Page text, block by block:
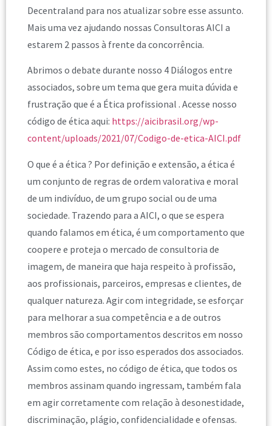
Decentraland para nos atualizar sobre esse assunto.
Mais uma vez ajudando nossas Consultoras AICI a
estarem 2 passos à frente da concorrência.
Abrimos o debate durante nosso 4 Diálogos entre
associados, sobre um tema que gera muita dúvida e
frustração que é a Ética profissional . Acesse nosso
código de ética aqui: https://aicibrasil.org/wp-
content/uploads/2021/07/Codigo-de-etica-AICI.pdf
O que é a ética ? Por definição e extensão, a ética é
um conjunto de regras de ordem valorativa e moral
de um indivíduo, de um grupo social ou de uma
sociedade. Trazendo para a AICI, o que se espera
quando falamos em ética, é um comportamento que
coopere e proteja o mercado de consultoria de
imagem, de maneira que haja respeito à profissão,
aos profissionais, parceiros, empresas e clientes, de
qualquer natureza. Agir com integridade, se esforçar
para melhorar a sua competência e a de outros
membros são comportamentos descritos em nosso
Código de ética, e por isso esperados dos associados.
Assim como estes, no código de ética, que todos os
membros assinam quando ingressam, também fala
em agir corretamente com relação à desonestidade,
discriminação, plágio, confidencialidade e ofensas.